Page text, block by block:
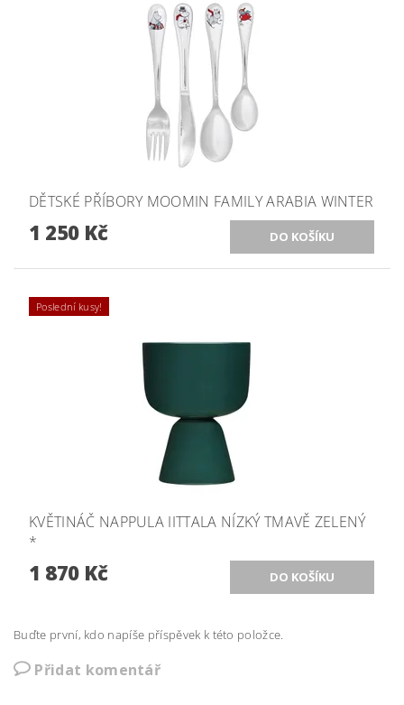
DĚTSKÉ PŘÍBORY MOOMIN FAMILY ARABIA WINTER
1 250 Kč
Poslední kusy!
KVĚTINÁČ NAPPULA IITTALA NÍZKÝ TMAVĚ ZELENÝ
*
1 870 Kč
Buďte první, kdo napíše příspěvek k této položce.
Přidat komentář